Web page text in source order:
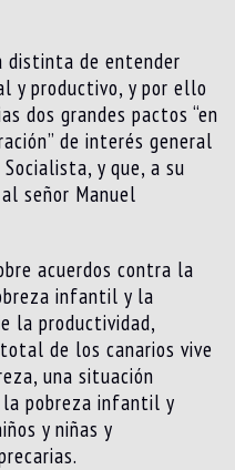
distinta de entender
y productivo, y por ello
dos grandes pactos “en
de interés general
y que, a su
señor Manuel
acuerdos contra la
infantil y la
la productividad,
de los canarios vive
una situación
la pobreza infantil y
y niñas y